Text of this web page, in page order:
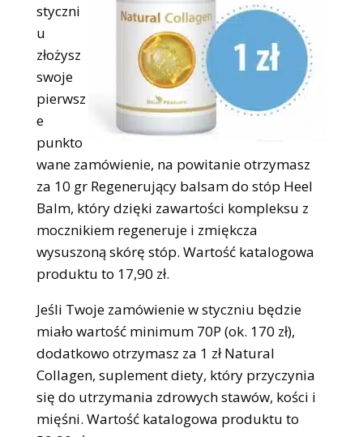
styczni
u
złożysz
swoje
pierwsz
e
punkto
wane zamówienie, na powitanie otrzymasz
za 10 gr Regenerujący balsam do stóp Heel
Balm, który dzięki zawartości kompleksu z
mocznikiem regeneruje i zmiękcza
wysuszoną skórę stóp. Wartość katalogowa
produktu to 17,90 zł.
Jeśli Twoje zamówienie w styczniu będzie
miało wartość minimum 70P (ok. 170 zł),
dodatkowo otrzymasz za 1 zł Natural
Collagen, suplement diety, który przyczynia
się do utrzymania zdrowych stawów, kości i
mięśni. Wartość katalogowa produktu to